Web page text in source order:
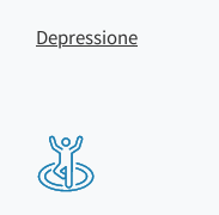
Depressione